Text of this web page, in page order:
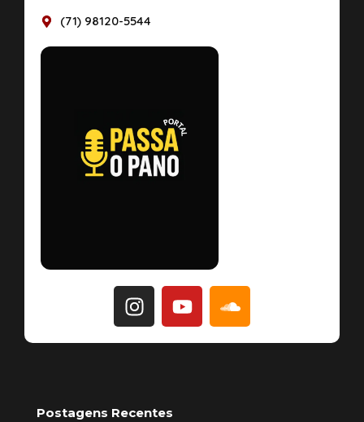
(71) 98120-5544
Postagens Recentes